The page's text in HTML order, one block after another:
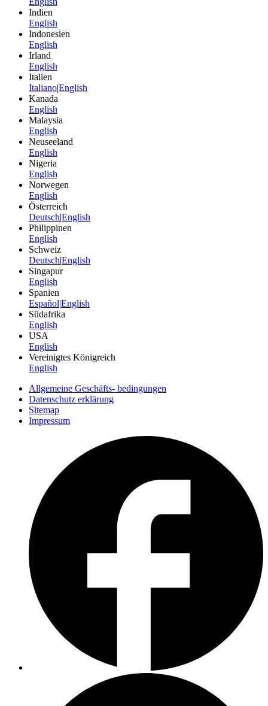
Indien
English
Indonesien
English
Irland
English
Italien
Italiano|English
Kanada
English
Malaysia
English
Neuseeland
English
Nigeria
English
Norwegen
English
Österreich
Deutsch|English
Philippinen
English
Schweiz
Deutsch|English
Singapur
English
Spanien
Español|English
Südafrika
English
USA
English
Vereinigtes Königreich
English
Allgemeine Geschäfts- bedingungen
Datenschutz erklärung
Sitemap
Impressum